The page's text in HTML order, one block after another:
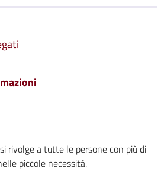
rivolge a tutte le persone con più di
piccole necessità.